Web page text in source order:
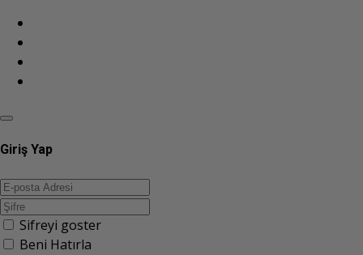
Giriş Yap
Sifreyi goster
Beni Hatırla